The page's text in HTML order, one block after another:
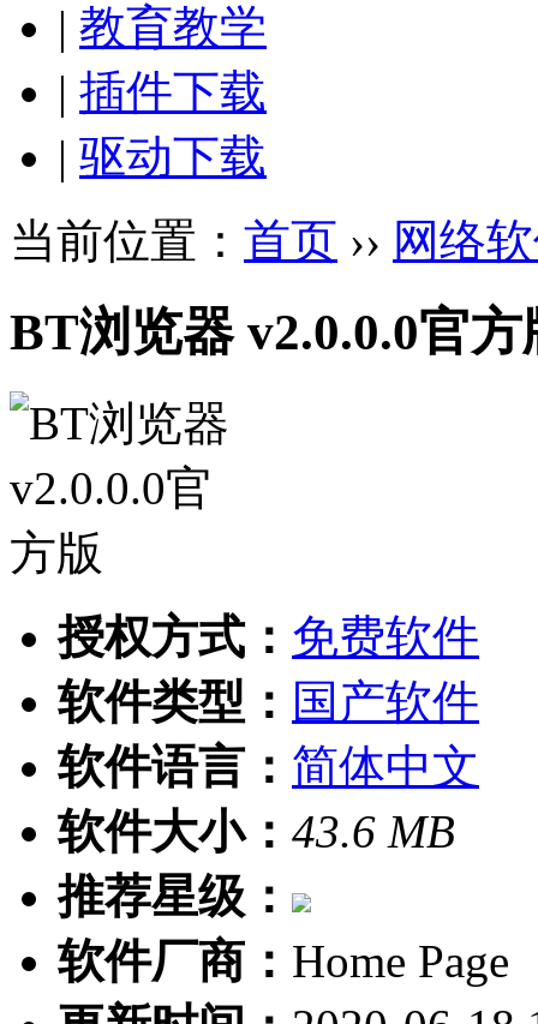
| 教育教学
| 插件下载
| 驱动下载
当前位置： 首页 ›› 网络
BT浏览器 v2.0.0.0官方
授权方式： 免费软件
软件类型： 国产软件
软件语言： 简体中文
软件大小： 43.6 MB
推荐星级：
软件厂商： Home Page